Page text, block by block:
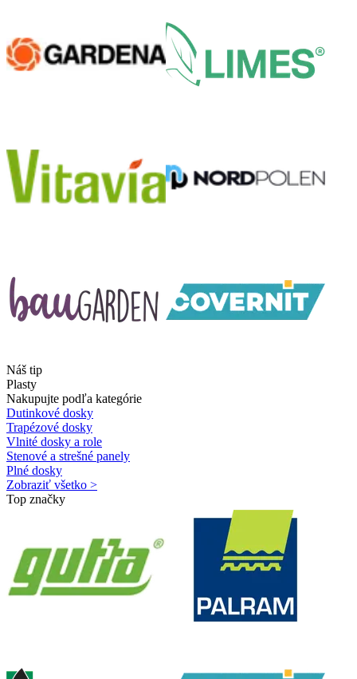
Náš tip
Plasty
Nakupujte podľa kategórie
Dutinkové dosky
Trapézové dosky
Vlnité dosky a role
Stenové a strešné panely
Plné dosky
Zobraziť všetko >
Top značky